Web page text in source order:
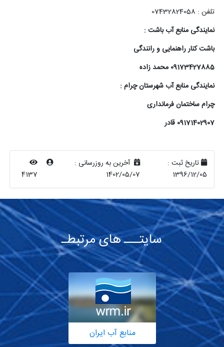
تلفن : 07432824058
نمایندگی منابع آب باشت :
باشت کنار راهنمایی و رانندگی
09173427885 محمد زاده
نمایندگی منابع آب شهرستان چرام :
چرام ساختمان فرمانداری
09171402907 قادر
تاریخ ثبت :
1396/12/05
آخرین به روزرسانی :
1402/05/07
4137
سایتـــ های مرتبطـ
منابع آب ایران